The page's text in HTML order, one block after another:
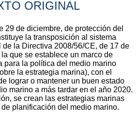
ORIGINAL
29 de diciembre, de protección del
la transposición al sistema
de la Directiva 2008/56/CE, de 17 de
que se establece un marco de
para la política del medio marino
la estrategia marina), con el
lograr o mantener un buen estado
marino a más tardar en el año 2020.
se crean las estrategias marinas
planificación del medio marino.